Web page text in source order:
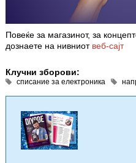
Повеќе за магазинот, за
дознаете на нивниот веб-сајт
Клучни зборови:
списание за електроника